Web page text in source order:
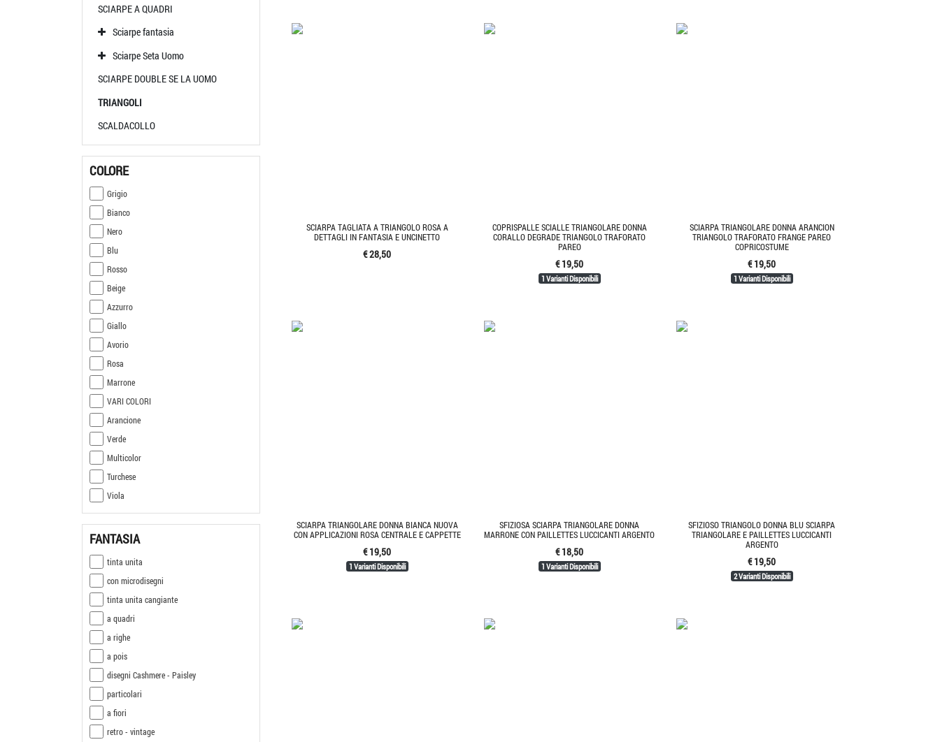
SCIARPE A QUADRI
Sciarpe fantasia
Sciarpe Seta Uomo
SCIARPE DOUBLE SE LA UOMO
TRIANGOLI
SCALDACOLLO
COLORE
Grigio
Bianco
Nero
Blu
Rosso
Beige
Azzurro
Giallo
Avorio
Rosa
Marrone
VARI COLORI
Arancione
Verde
Multicolor
Turchese
Viola
FANTASIA
tinta unita
con microdisegni
tinta unita cangiante
a quadri
a righe
a pois
disegni Cashmere - Paisley
particolari
a fiori
retro - vintage
SCIARPA TAGLIATA A TRIANGOLO ROSA A
DETTAGLI IN FANTASIA E UNCINETTO
€ 28,50
COPRISPALLE SCIALLE TRIANGOLARE DONNA
CORALLO DEGRADE TRIANGOLO TRAFORATO
PAREO
€ 19,50
1 Varianti Disponibili
SCIARPA TRIANGOLARE DONNA ARANCION
TRIANGOLO TRAFORATO FRANGE PAREO
COPRICOSTUME
€ 19,50
1 Varianti Disponibili
SCIARPA TRIANGOLARE DONNA BIANCA NUOVA
CON APPLICAZIONI ROSA CENTRALE E CAPPETTE
€ 19,50
1 Varianti Disponibili
SFIZIOSA SCIARPA TRIANGOLARE DONNA
MARRONE CON PAILLETTES LUCCICANTI ARGENTO
€ 18,50
1 Varianti Disponibili
SFIZIOSO TRIANGOLO DONNA BLU SCIARPA
TRIANGOLARE E PAILLETTES LUCCICANTI
ARGENTO
€ 19,50
2 Varianti Disponibili